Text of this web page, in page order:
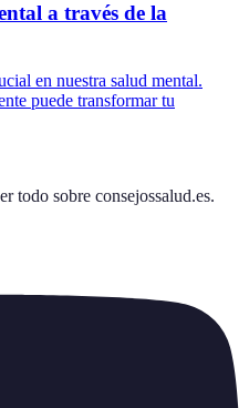
a través de la
en nuestra salud mental.
puede transformar tu
todo sobre consejossalud.es.